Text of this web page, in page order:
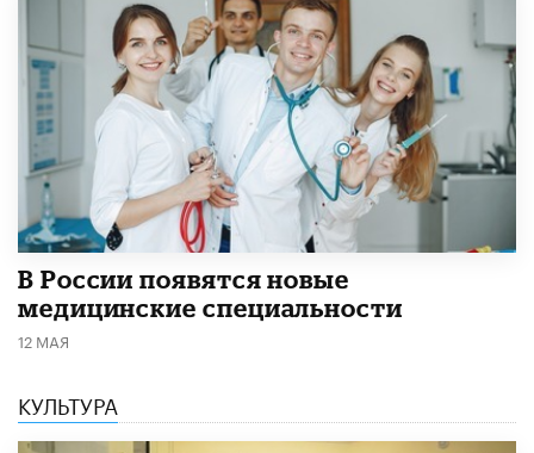
В России появятся новые
медицинские специальности
12 МАЯ
КУЛЬТУРА